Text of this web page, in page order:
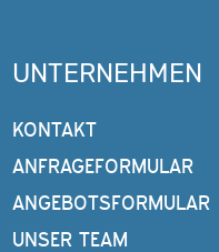
UNTERNEHMEN
KONTAKT
ANFRAGEFORMULAR
ANGEBOTSFORMULAR
UNSER TEAM